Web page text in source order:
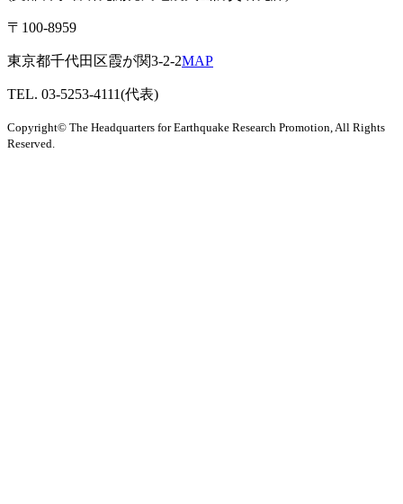
〒100-8959
東京都千代田区霞が関3-2-2MAP
TEL. 03-5253-4111(代表)
Copyright© The Headquarters for Earthquake Research Promotion, All Rights
Reserved.